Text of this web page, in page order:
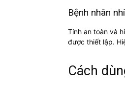
Bệnh nhân nhí
Tính an toàn và
được thiết lập.
Cách